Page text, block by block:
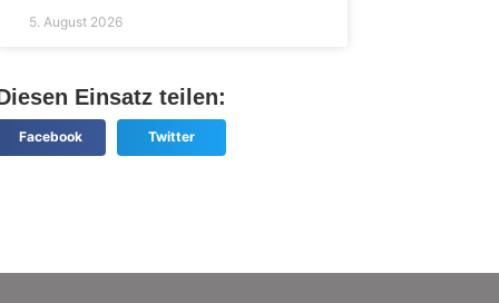
5. August 2026
Einsatz teilen:
Facebook Twitter